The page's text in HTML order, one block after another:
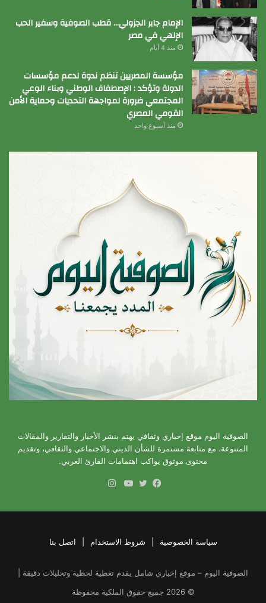
الإمام جابر الجزولي… قطب الصوفية وسفير الحب
الإلهي في مصر
منذ 4 أيام
مؤسسة المصريين تنظم ندوة لدعم مؤسسات
الدولة وتؤكد : الإصطفاف الوطني وبناء الوعي
المجتمعي ضرورة لمواجهة التحديات وحماية الأمن
القومي المصري
منذ أسبوع واحد
الصوفية اليوم موقع إخباري وثقافي يهتم بنشر الأخبار والتقارير والمقالات
المتنوعة، مع متابعة مستمرة للشأن الديني والاجتماعي والثقافي، وتقديم
محتوى موثوق يواكب اهتمامات القارئ العربي.
سياسة الخصوصية شروط الاستخدام اتصل بنا
الصوفية اليوم – موقع إخباري شامل يقدم تغطية لحظية وتحليلات دقيقة |
©
2026 جميع حقوق الملكية محفوظة